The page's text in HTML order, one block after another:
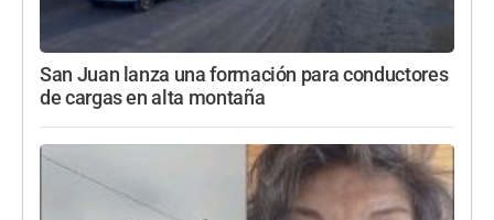
San Juan lanza una formación para conductores
de cargas en alta montaña